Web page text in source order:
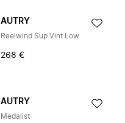
AUTRY
Reelwind Sup Vint Low
268 €
AUTRY
Medalist